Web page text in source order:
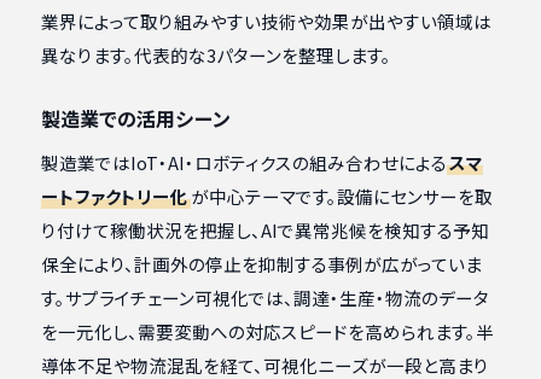
業界によって取り組みやすい技術や効果が出やすい領域は
異なります。代表的な3パターンを整理します。
製造業での活用シーン
製造業ではIoT・AI・ロボティクスの組み合わせによるスマ
ートファクトリー化が中心テーマです。設備にセンサーを取
り付けて稼働状況を把握し、AIで異常兆候を検知する予知
保全により、計画外の停止を抑制する事例が広がっていま
す。サプライチェーン可視化では、調達・生産・物流のデータ
を一元化し、需要変動への対応スピードを高められます。半
導体不足や物流混乱を経て、可視化ニーズが一段と高まり